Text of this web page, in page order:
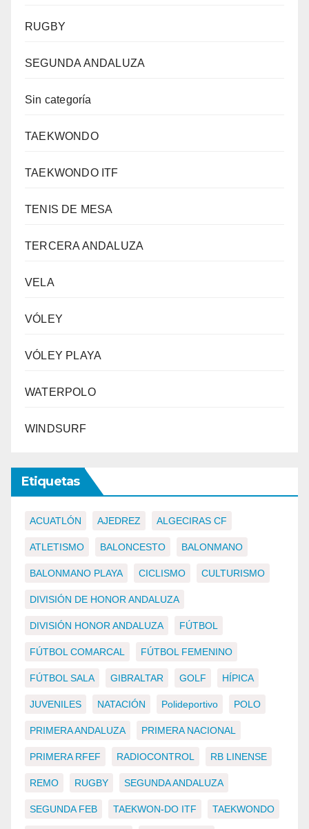
RUGBY
SEGUNDA ANDALUZA
Sin categoría
TAEKWONDO
TAEKWONDO ITF
TENIS DE MESA
TERCERA ANDALUZA
VELA
VÓLEY
VÓLEY PLAYA
WATERPOLO
WINDSURF
Etiquetas
ACUATLÓN AJEDREZ ALGECIRAS CF
ATLETISMO BALONCESTO BALONMANO
BALONMANO PLAYA CICLISMO CULTURISMO
DIVISIÓN DE HONOR ANDALUZA
DIVISIÓN HONOR ANDALUZA FÚTBOL
FÚTBOL COMARCAL FÚTBOL FEMENINO
FÚTBOL SALA GIBRALTAR GOLF HÍPICA
JUVENILES NATACIÓN Polideportivo POLO
PRIMERA ANDALUZA PRIMERA NACIONAL
PRIMERA RFEF RADIOCONTROL RB LINENSE
REMO RUGBY SEGUNDA ANDALUZA
SEGUNDA FEB TAEKWON-DO ITF TAEKWONDO